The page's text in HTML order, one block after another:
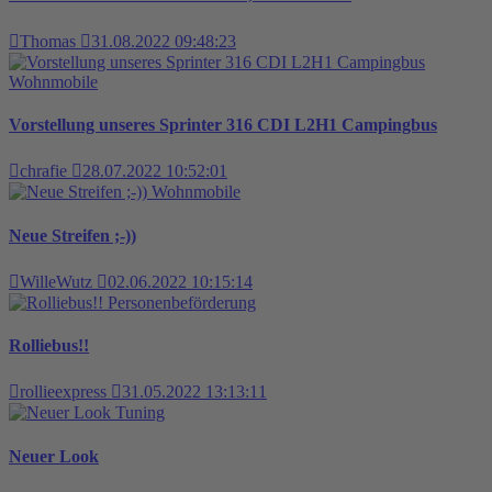
Thomas 31.08.2022 09:48:23
Wohnmobile
Vorstellung unseres Sprinter 316 CDI L2H1 Campingbus
chrafie
28.07.2022 10:52:01
Wohnmobile
Neue Streifen ;-))
WilleWutz
02.06.2022 10:15:14
Personenbeförderung
Rolliebus!!
rollieexpress
31.05.2022 13:13:11
Tuning
Neuer Look